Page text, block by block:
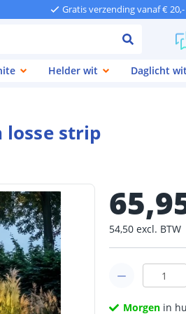
Gratis verzending vanaf € 20,-
Helder wit Daglicht wit
losse strip
65,
54,50 excl. BTW
Morgen in